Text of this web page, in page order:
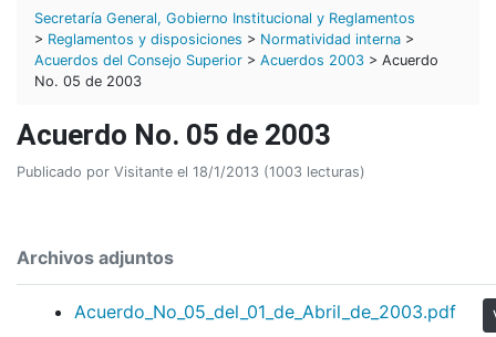
Secretaría General, Gobierno Institucional y Reglamentos
> Reglamentos y disposiciones > Normatividad interna >
Acuerdos del Consejo Superior > Acuerdos 2003 > Acuerdo
No. 05 de 2003
Acuerdo No. 05 de 2003
Publicado por Visitante el 18/1/2013 (1003 lecturas)
Archivos adjuntos
Acuerdo_No_05_del_01_de_Abril_de_2003.pdf